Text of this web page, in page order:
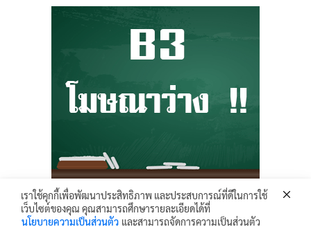
Krunhongonline.com © 2017 - All Rights Reserved.
เราใช้คุกกี้เพื่อพัฒนาประสิทธิภาพ และประสบการณ์ที่ดีในการใช้
เว็บไซต์ของคุณ คุณสามารถศึกษารายละเอียดได้ที่
นโยบายความเป็นส่วนตัว และสามารถจัดการความเป็นส่วนตัว